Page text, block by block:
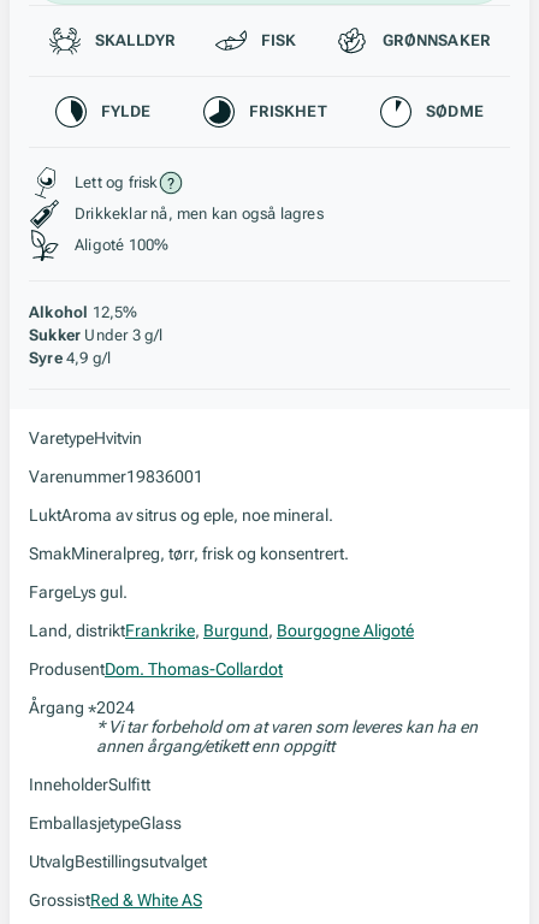
Passer til
SKALLDYR FISK GRØNNSAKER
Karakteristikk
FYLDE FRISKHET SØDME
Stil, lagring og råstoff
Lett og frisk
Drikkeklar nå, men kan også lagres
Aligoté 100%
Alkohol 12,5%
Sukker Under 3 g/l
Syre 4,9 g/l
VaretypeHvitvin
Varenummer19836001
LuktAroma av sitrus og eple, noe mineral.
SmakMineralpreg, tørr, frisk og konsentrert.
FargeLys gul.
Land, distriktFrankrike, Burgund, Bourgogne Aligoté
ProdusentDom. Thomas-Collardot
Årgang *2024
* Vi tar forbehold om at varen som leveres kan ha en
annen årgang/etikett enn oppgitt
InneholderSulfitt
EmballasjetypeGlass
UtvalgBestillingsutvalget
GrossistRed & White AS